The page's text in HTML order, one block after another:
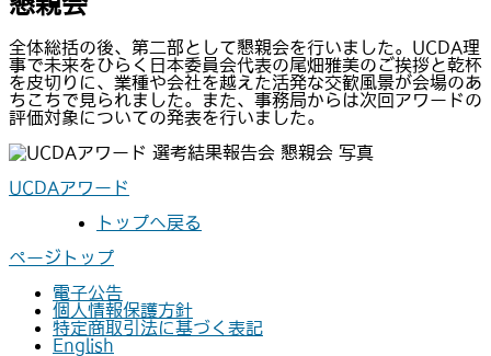
全体総括の後、第二部として懇親会を行いました。UCDA理
事で未来をひらく日本委員会代表の尾畑雅美のご挨拶と乾杯
を皮切りに、業種や会社を越えた活発な交歓風景が会場のあ
ちこちで見られました。また、事務局からは次回アワードの
評価対象についての発表を行いました。
UCDAアワード
トップへ戻る
ページトップ
電子公告
個人情報保護方針
特定商取引法に基づく表記
English